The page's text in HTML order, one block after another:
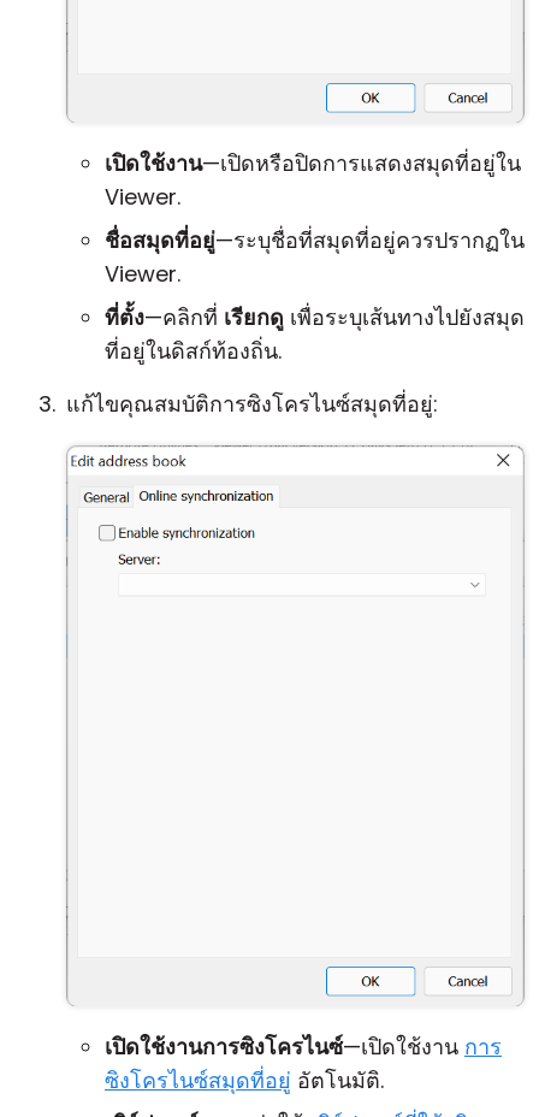
เปิดใช้งาน—เปิดหรือปิดการแสดงสมุดที่อยู่ใน
Viewer.
ชื่อสมุดที่อยู่—ระบุชื่อที่สมุดที่อยู่ควรปรากฏใน
Viewer.
ที่ตั้ง—คลิกที่ เรียกดู เพื่อระบุเส้นทางไปยังสมุด
ที่อยู่ในดิสก์ท้องถิ่น.
แก้ไขคุณสมบัติการซิงโครไนซ์สมุดที่อยู่:
เปิดใช้งานการซิงโครไนซ์—เปิดใช้งาน การ
ซิงโครไนซ์สมุดที่อยู่ อัตโนมัติ.